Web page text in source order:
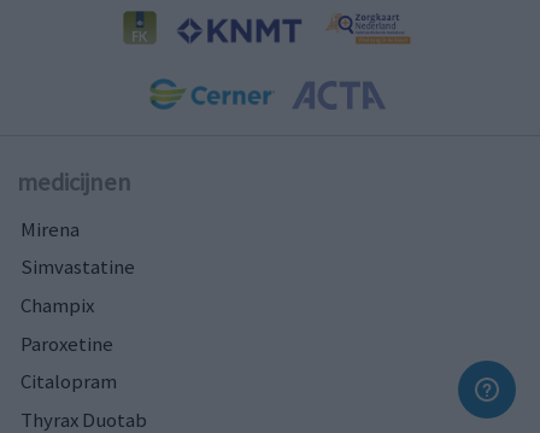
medicijnen
Mirena
Simvastatine
Champix
Paroxetine
Citalopram
Thyrax Duotab